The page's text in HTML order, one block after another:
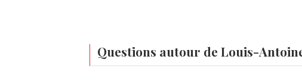
Questions autour de Louis-